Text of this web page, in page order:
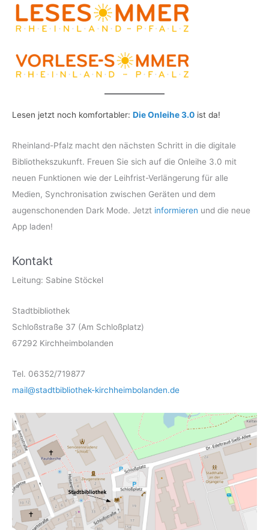
Lesen jetzt noch komfortabler: Die Onleihe 3.0 ist da!
Rheinland-Pfalz macht den nächsten Schritt in die digitale
Bibliothekszukunft. Freuen Sie sich auf die Onleihe 3.0 mit
neuen Funktionen wie der Leihfrist-Verlängerung für alle
Medien, Synchronisation zwischen Geräten und dem
augenschonenden Dark Mode. Jetzt informieren und die neue
App laden!
Kontakt
Leitung: Sabine Stöckel
Stadtbibliothek
Schloßstraße 37 (Am Schloßplatz)
67292 Kirchheimbolanden
Tel. 06352/719877
mail@stadtbibliothek-kirchheimbolanden.de